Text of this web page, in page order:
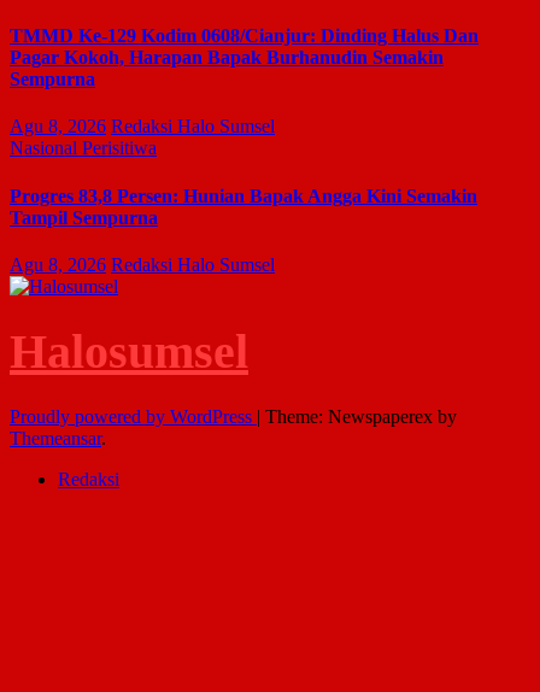
TMMD Ke-129 Kodim 0608/Cianjur: Dinding Halus Dan
Pagar Kokoh, Harapan Bapak Burhanudin Semakin
Sempurna
Agu 8, 2026 Redaksi Halo Sumsel
Nasional Perisitiwa
Progres 83,8 Persen: Hunian Bapak Angga Kini Semakin
Tampil Sempurna
Agu 8, 2026 Redaksi Halo Sumsel
Halosumsel
Proudly powered by WordPress | Theme: Newspaperex by
Themeansar.
Redaksi